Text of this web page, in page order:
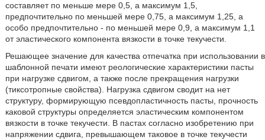
составляет по меньше мере 0,5, а максимум 1,5,
предпочтительно по меньшей мере 0,75, а максимум 1,25, а
особо предпочтительно - по меньшей мере 0,9, а максимум 1,1
от эластического компонента вязкости в точке текучести.
Решающее значение для качества отпечатка при использовании в
шаблонной печати имеют реологические характеристики пасты
при нагрузке сдвигом, а также после прекращения нагрузки
(тиксотропные свойства). Нагрузка сдвигом сводит на нет
структуру, формирующую псевдопластичность пасты, прочность
каковой структуры определяется эластическим компонентом
вязкости в точке текучести. В пастах согласно изобретению при
напряжении сдвига, превышающем таковое в точке текучести